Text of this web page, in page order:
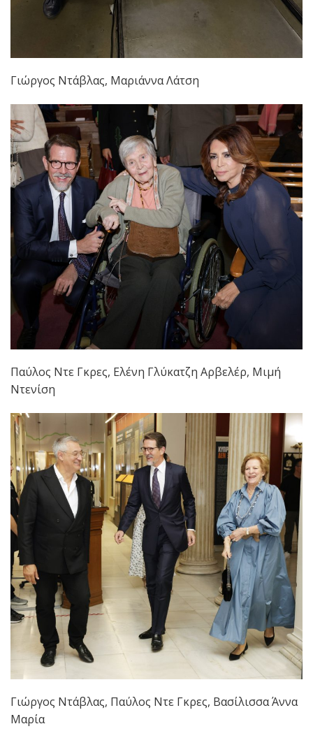
Γιώργος Ντάβλας, Μαριάννα Λάτση
Παύλος Ντε Γκρες, Ελένη Γλύκατζη Αρβελέρ, Μιμή
Ντενίση
Γιώργος Ντάβλας, Παύλος Ντε Γκρες, Βασίλισσα Άννα
Μαρία